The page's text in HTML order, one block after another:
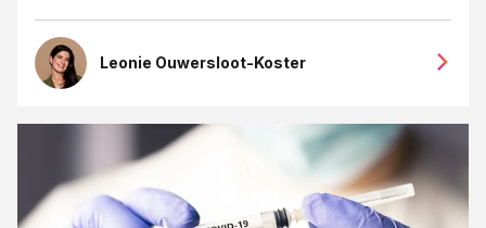
Leonie Ouwersloot-Koster